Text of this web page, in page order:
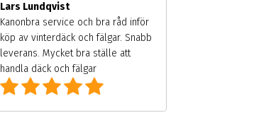
Lars Lundqvist
Kanonbra service och bra råd inför
köp av vinterdäck och fälgar. Snabb
leverans. Mycket bra ställe att
handla däck och fälgar